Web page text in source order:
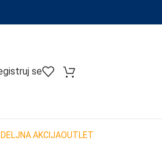
results are available use up and down
se
AKCIJAOUTLET